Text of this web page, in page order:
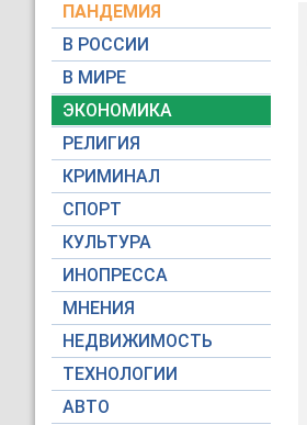
ПАНДЕМИЯ
В РОССИИ
В МИРЕ
ЭКОНОМИКА
РЕЛИГИЯ
КРИМИНАЛ
СПОРТ
КУЛЬТУРА
ИНОПРЕССА
МНЕНИЯ
НЕДВИЖИМОСТЬ
ТЕХНОЛОГИИ
АВТО